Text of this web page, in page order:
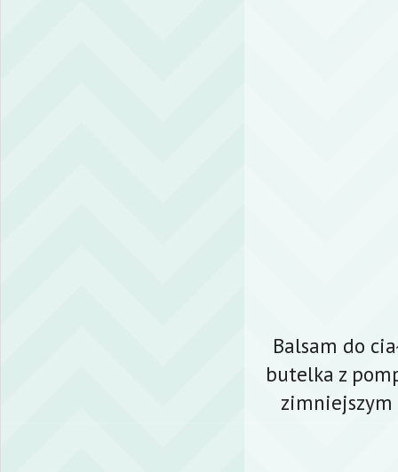
Balsam do
butelka z
zimniejszym